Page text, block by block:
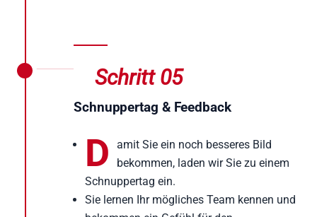
Schritt 05
Schnuppertag & Feedback
D
amit Sie ein noch besseres Bild
bekommen, laden wir Sie zu einem
Schnuppertag ein.
Sie lernen Ihr mögliches Team kennen und